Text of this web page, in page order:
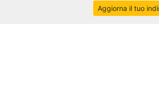
Aggiorna il tuo